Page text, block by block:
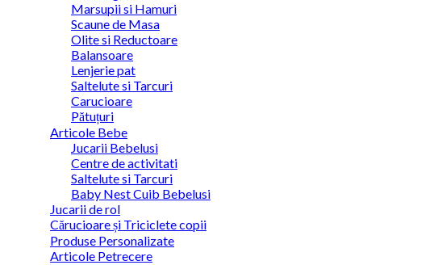
Marsupii si Hamuri
Scaune de Masa
Olite si Reductoare
Balansoare
Lenjerie pat
Saltelute si Tarcuri
Carucioare
Pătuțuri
Articole Bebe
Jucarii Bebelusi
Centre de activitati
Saltelute si Tarcuri
Baby Nest Cuib Bebelusi
Jucarii de rol
Cărucioare și Triciclete copii
Produse Personalizate
Articole Petrecere